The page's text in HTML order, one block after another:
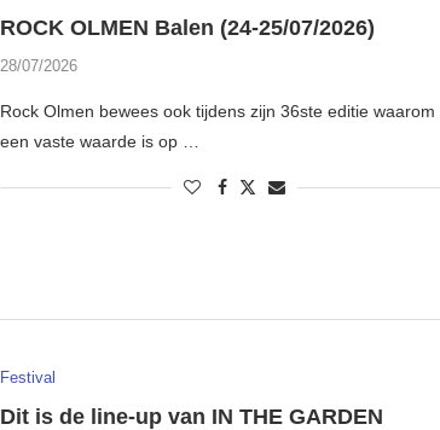
ROCK OLMEN Balen (24-25/07/2026)
28/07/2026
Rock Olmen bewees ook tijdens zijn 36ste editie waarom
een vaste waarde is op …
Festival
Dit is de line-up van IN THE GARDEN